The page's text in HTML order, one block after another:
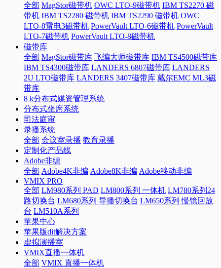
全部 MagStor磁带机 OWC LTO-9磁带机 IBM TS2270 磁
带机 IBM TS2280 磁带机 IBM TS2290 磁带机 OWC
LTO-8雷电3磁带机 PowerVault LTO-6磁带机 PowerVault
LTO-7磁带机 PowerVault LTO-8磁带机
磁带库
全部 MagStor磁带库 飞编大师磁带库 IBM TS4500磁带库
IBM TS4300磁带库 LANDERS 6807磁带库 LANDERS
2U LTO磁带库 LANDERS 3407磁带库 戴尔EMC ML3磁
带库
8 k分布式媒资管理系统
分布式坐席系统
司法庭审
录播系统
全部 会议室录播 教育录播
定制化产品线
Adobe非编
全部 Adobe4K非编 Adobe8K非编 Adobe移动非编
VMIX PRO
全部 LM980系列 PAD LM800系列 一体机 LM780系列24
路切换台 LM680系列 导播切换台 LM650系列 慢镜回放
台 LM510A系列
苹果中心
苹果版dit解决方案
虚拟演播室
VMIX直播一体机
全部 VMIX 直播一体机